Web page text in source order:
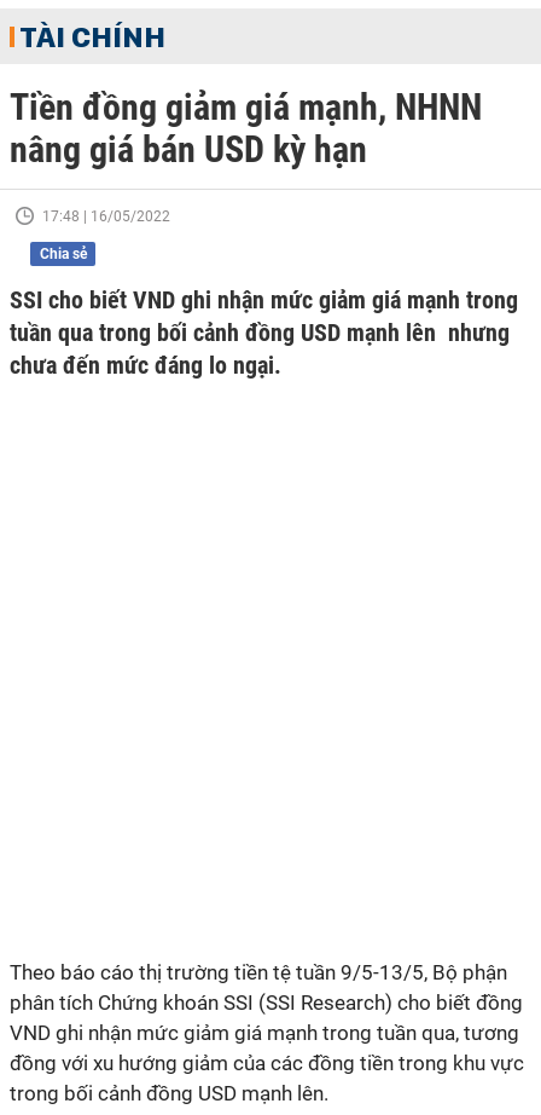
TÀI CHÍNH
Tiền đồng giảm giá mạnh, NHNN
nâng giá bán USD kỳ hạn
17:48 | 16/05/2022
Chia sẻ
SSI cho biết VND ghi nhận mức giảm giá mạnh trong
tuần qua trong bối cảnh đồng USD mạnh lên nhưng
chưa đến mức đáng lo ngại.
Theo báo cáo thị trường tiền tệ tuần 9/5-13/5, Bộ phận
phân tích Chứng khoán SSI (SSI Research) cho biết đồng
VND ghi nhận mức giảm giá mạnh trong tuần qua, tương
đồng với xu hướng giảm của các đồng tiền trong khu vực
trong bối cảnh đồng USD mạnh lên.